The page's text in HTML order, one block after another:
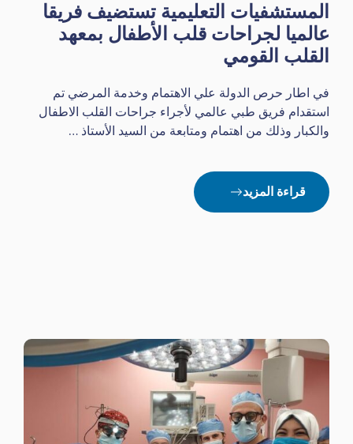
المستشفيات التعليمية تستضيف فريقا
عالميا لجراحات قلب الأطفال بمعهد
القلب القومي
في اطار حرص الدولة علي الاهتمام وخدمة المرضي تم
استقدام فريق طبي عالمي لأجراء جراحات القلب الاطفال
والكبار وذلك من اهتمام ومتابعة من السيد الأستاذ …
قراءة المزيد